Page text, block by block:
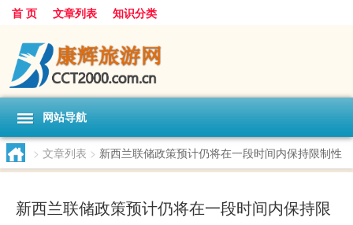
首 页 文章列表 知识分类
网站导航
> 文章列表 > 新西兰联储政策预计仍将在一段时间内保持限制性
新西兰联储政策预计仍将在一段时间内保持限